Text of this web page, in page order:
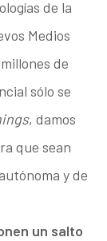
de la
Medios
de
sólo se
, damos
que sean
y de
un salto